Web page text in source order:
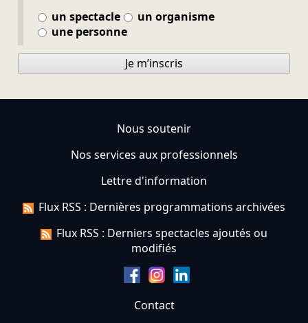
un spectacle
un organisme
une personne
Je m’inscris
Nous soutenir
Nos services aux professionnels
Lettre d'information
Flux RSS : Dernières programmations archivées
Flux RSS : Derniers spectacles ajoutés ou
modifiés
Contact